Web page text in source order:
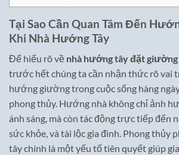
Tại Sao Cần Quan Tâm Đến
Khi Nhà Hướng Tây
Để hiểu rõ về nhà hướng tây đặt
trước hết chúng ta cần nhận thức rõ vai
hướng giường trong cuộc sống hàng
phong thủy. Hướng nhà không chỉ ảnh
ánh sáng, mà còn tác động trực tiếp đến
sức khỏe, và tài lộc gia đình. Phong thủy
tây chính là một yếu tố tiên quyết giúp